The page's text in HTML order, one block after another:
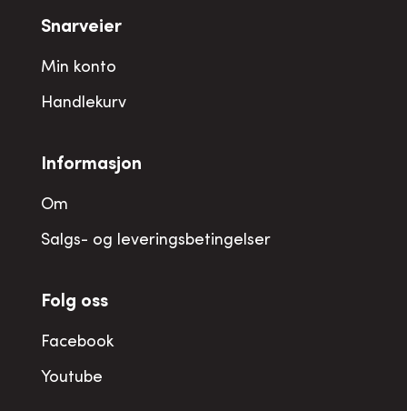
Snarveier
Min konto
Handlekurv
Informasjon
Om
Salgs- og leveringsbetingelser
Folg oss
Facebook
Youtube